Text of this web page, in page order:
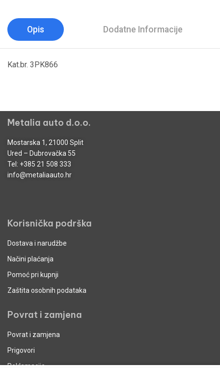
Opis Dodatne Informacije
Kat.br. 3PK866
Metalia auto d.o.o.
Mostarska 1, 21000 Split
Ured – Dubrovačka 55
Tel: +385 21 508 333
info@metaliaauto.hr
Korisnička podrška
Dostava i narudžbe
Načini plaćanja
Pomoć pri kupnji
Zaštita osobnih podataka
Povrat i zamjena
Povrat i zamjena
Prigovori
Reklamacije